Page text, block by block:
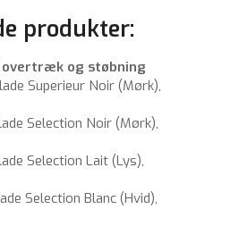
produkter:
og støbning
Superieur Noir (Mørk),
Selection Noir (Mørk),
Selection Lait (Lys),
Selection Blanc (Hvid),